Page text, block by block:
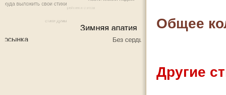
Общее
Другие